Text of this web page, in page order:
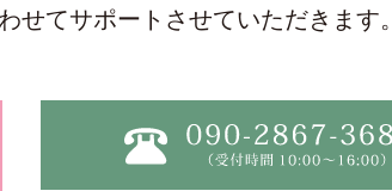
せてサポートさせていただきます。